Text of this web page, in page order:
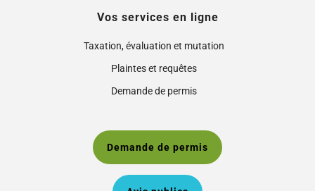
Vos services en ligne
Taxation, évaluation et mutation
Plaintes et requêtes
Demande de permis
Demande de permis